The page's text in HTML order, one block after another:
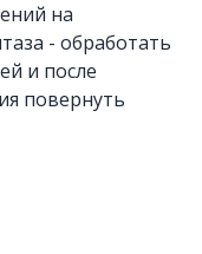
на
- обработать
и после
повернуть